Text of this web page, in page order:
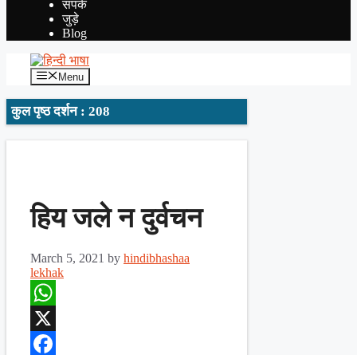
संपर्क
जुड़े
Blog
Menu
कुल पृष्ठ दर्शन : 208
हिय जले न दुर्वचन
March 5, 2021 by hindibhashaa
lekhak
WhatsApp
X